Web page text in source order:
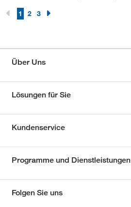
1 2 3
Über Uns
Lösungen für Sie
Kundenservice
Programme und Dienstleistungen
Folgen Sie uns